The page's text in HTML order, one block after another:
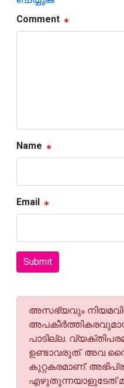
Comment
Name
Email
Submit
അസഭ്യവും
പാടില്ല.
ഉണ്ടാവരുത്. അവ
കുറ്റകരമാണ്.
എഴുതുന്നയാളുടേത്